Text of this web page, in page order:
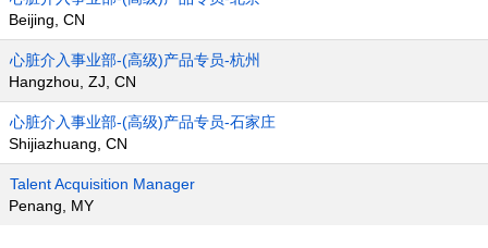
Beijing, CN
心脏介入事业部-(高级)产品专员-杭州
Hangzhou, ZJ, CN
心脏介入事业部-(高级)产品专员-石家庄
Shijiazhuang, CN
Talent Acquisition Manager
Penang, MY